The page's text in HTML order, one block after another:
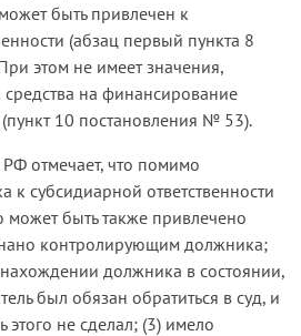
быть привлечен к
(абзац первый пункта 8
этом не имеет значения,
на финансирование
10 постановления № 53).
отмечает, что помимо
к субсидиарной ответственности
быть также привлечено
контролирующим должника;
должника в состоянии,
был обязан обратиться в суд, и
этого не сделал; (3) имело